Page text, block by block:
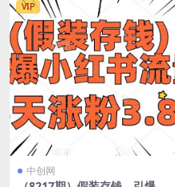
VIP
中创网